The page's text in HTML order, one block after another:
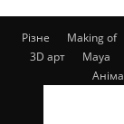
Різне Making of
3D арт
Maya